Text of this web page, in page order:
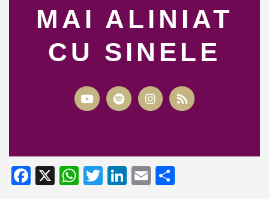
MAI ALINIAT
CU SINELE
Facebook
X WhatsApp
Twitter
LinkedIn
Email